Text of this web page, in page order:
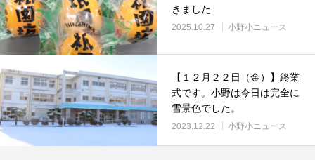
きました
2025.10.27 小野小ニュース
【１２月２２日（金）】終業
式です。小野は今日は完全に
雪景色でした。
2023.12.22 小野小ニュース